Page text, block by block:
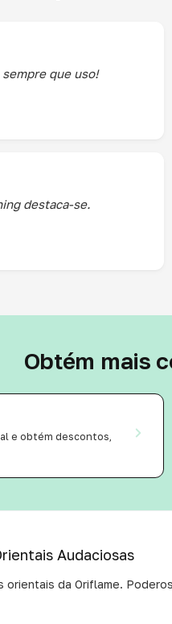
que uso!
destaca-se.
Obtém mais
e obtém descontos,
Audaciosas
da Oriflame.